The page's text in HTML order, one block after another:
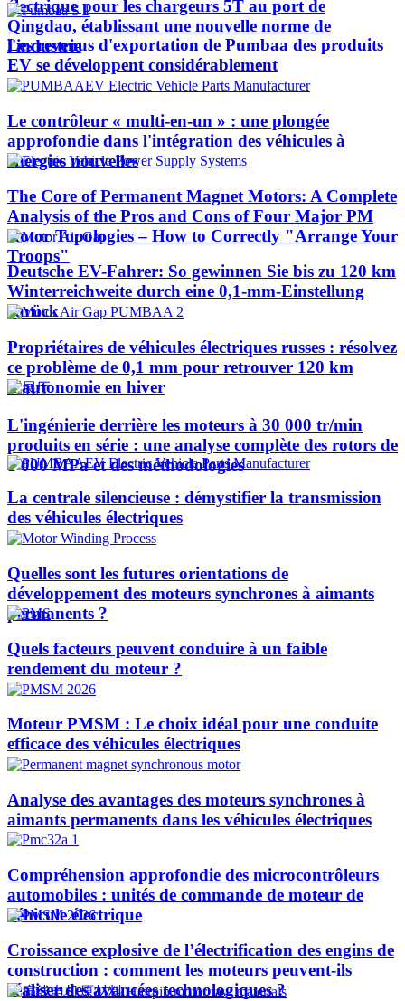
électrique pour les chargeurs 5T au port de
Qingdao, établissant une nouvelle norme de
l'industrie
Les revenus d'exportation de Pumbaa des produits
EV se développent considérablement
Le contrôleur « multi-en-un » : une plongée
approfondie dans l'intégration des véhicules à
énergies nouvelles
The Core of Permanent Magnet Motors: A Complete
Analysis of the Pros and Cons of Four Major PM
Rotor Topologies – How to Correctly "Arrange Your
Troops"
Deutsche EV-Fahrer: So gewinnen Sie bis zu 120 km
Winterreichweite durch eine 0,1-mm-Einstellung
zurück
Propriétaires de véhicules électriques russes : résolvez
ce problème de 0,1 mm pour retrouver 120 km
d'autonomie en hiver
L'ingénierie derrière les moteurs à 30 000 tr/min
produits en série : une analyse complète des rotors de
1 000 MPa et des méthodologies
La centrale silencieuse : démystifier la transmission
des véhicules électriques
Quelles sont les futures orientations de
développement des moteurs synchrones à aimants
permanents ?
Quels facteurs peuvent conduire à un faible
rendement du moteur ?
Moteur PMSM : Le choix idéal pour une conduite
efficace des véhicules électriques
Analyse des avantages des moteurs synchrones à
aimants permanents dans les véhicules électriques
Compréhension approfondie des microcontrôleurs
automobiles : unités de commande de moteur de
véhicule électrique
Croissance explosive de l’électrification des engins de
construction : comment les moteurs peuvent-ils
réaliser des avancées technologiques ?​